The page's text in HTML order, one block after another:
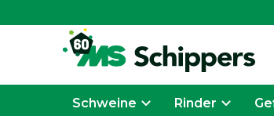
Schweine Rinder